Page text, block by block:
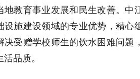
地教育事业发展和民生改善。中
设施建设领域的专业优势，精心
决受赠学校师生的饮水困难问题
活品质。